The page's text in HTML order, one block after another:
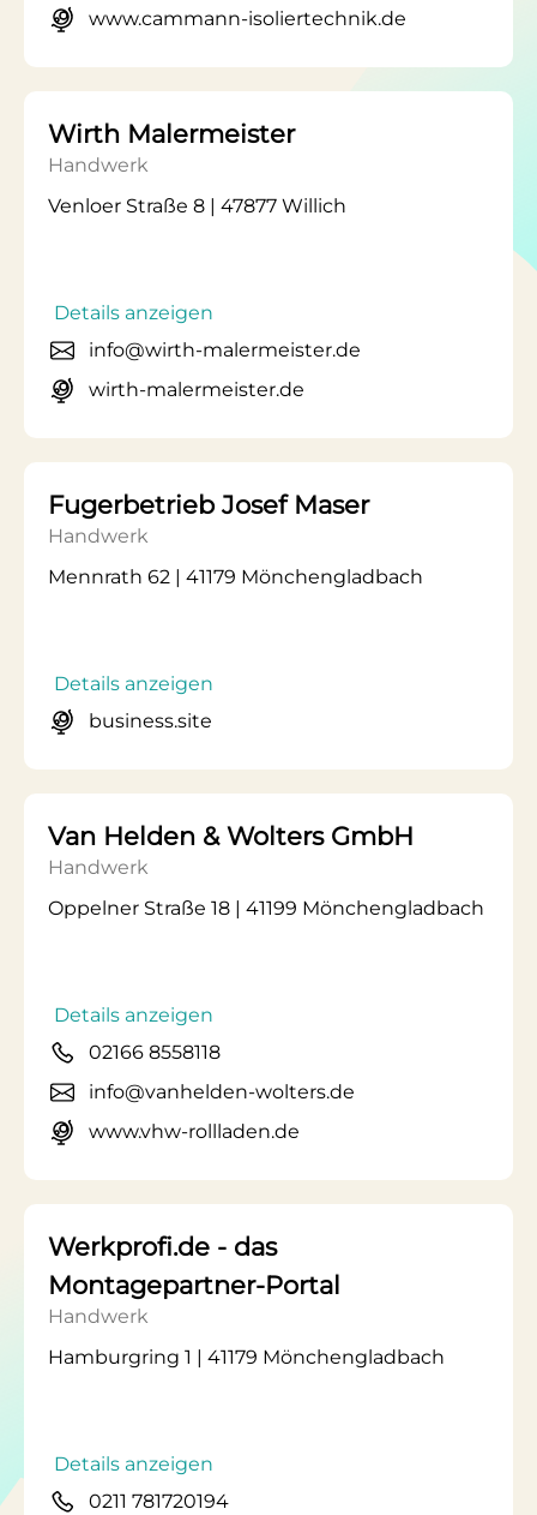
www.cammann-isoliertechnik.de
Wirth Malermeister
Handwerk
Venloer Straße 8 | 47877 Willich
Details anzeigen
info@wirth-malermeister.de
wirth-malermeister.de
Fugerbetrieb Josef Maser
Handwerk
Mennrath 62 | 41179 Mönchengladbach
Details anzeigen
business.site
Van Helden & Wolters GmbH
Handwerk
Oppelner Straße 18 | 41199 Mönchengladbach
Details anzeigen
02166 8558118
info@vanhelden-wolters.de
www.vhw-rollladen.de
Werkprofi.de - das
Montagepartner-Portal
Handwerk
Hamburgring 1 | 41179 Mönchengladbach
Details anzeigen
0211 781720194